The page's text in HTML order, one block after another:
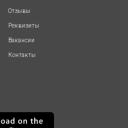
Отзывы
Реквизиты
Вакансии
Контакты